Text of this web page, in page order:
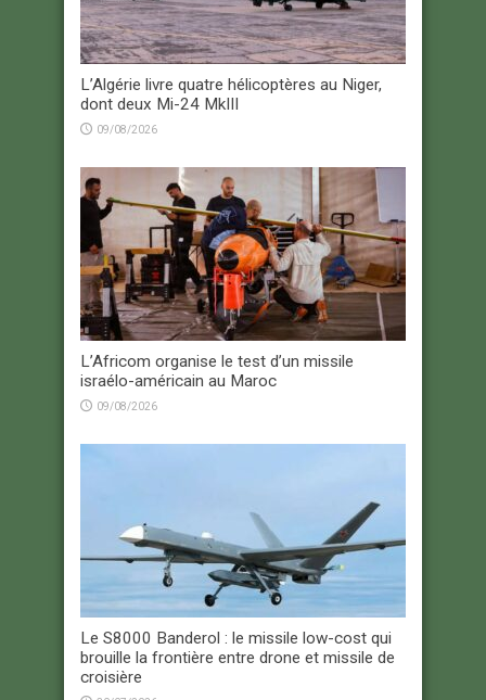
L’Algérie livre quatre hélicoptères au Niger,
dont deux Mi-24 MkIII
09/08/2026
L’Africom organise le test d’un missile
israélo-américain au Maroc
09/08/2026
Le S8000 Banderol : le missile low-cost qui
brouille la frontière entre drone et missile de
croisière